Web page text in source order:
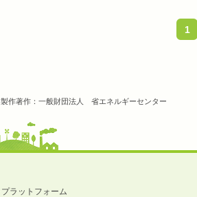
1
製作著作：一般財団法人 省エネルギーセンター
プラットフォーム